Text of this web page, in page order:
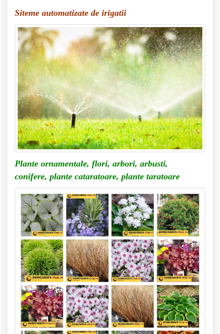
Siteme automatizate de irigatii
Plante ornamentale, flori, arbori, arbusti,
conifere, plante cataratoare, plante taratoare